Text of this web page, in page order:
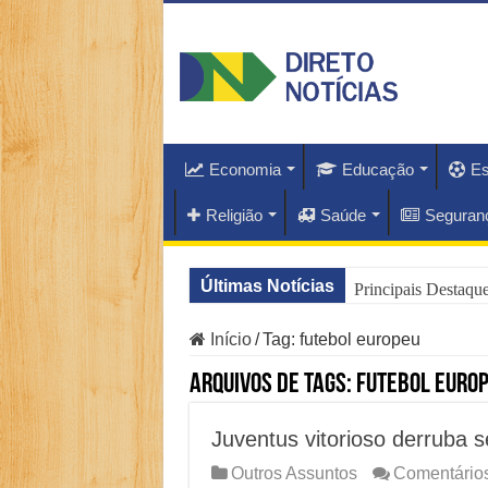
Economia Educação
Religião Saúde
Últimas Notícias Principais
O Que Está Por
Como Resolver a
Copom e Itaú
Início / Tag: futebol europeu
Arquivos de Tags: futebol
Juventus vitorioso derruba
Outros Assuntos